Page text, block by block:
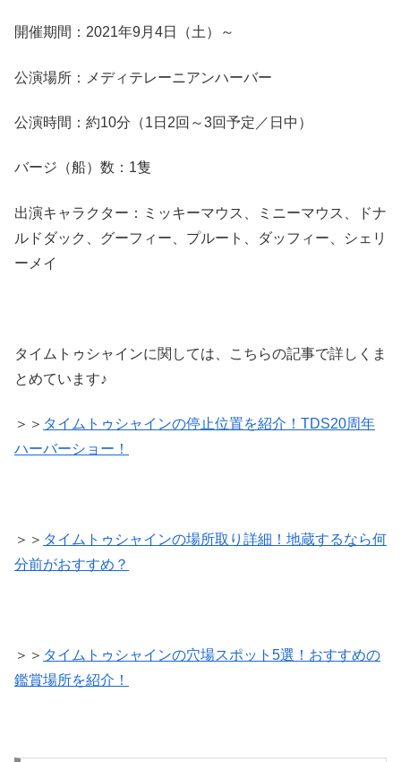
開催期間：2021年9月4日（土）～
公演場所：メディテレーニアンハーバー
公演時間：約10分（1日2回～3回予定／日中）
バージ（船）数：1隻
出演キャラクター：ミッキーマウス、ミニーマウス、ドナ
ルドダック、グーフィー、プルート、ダッフィー、シェリ
ーメイ
タイムトゥシャインに関しては、こちらの記事で詳しくま
とめています♪
＞＞ タイムトゥシャインの停止位置を紹介！TDS20周年
ハーバーショー！
＞＞ タイムトゥシャインの場所取り詳細！地蔵するなら何
分前がおすすめ？
＞＞ タイムトゥシャインの穴場スポット5選！おすすめの
鑑賞場所を紹介！